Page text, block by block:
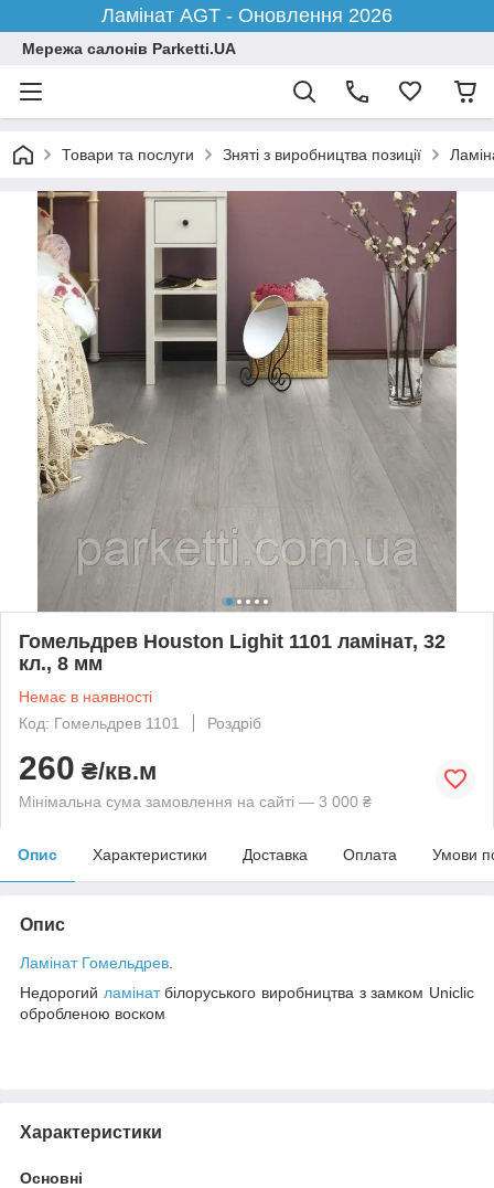
Ламінат AGT - Оновлення 2026
Мережа салонів Parketti.UA
Товари та послуги Зняті з виробництва позиції
Гомельдрев Houston Lighit 1101 ламінат, 32
кл., 8 мм
Немає в наявності
Код: Гомельдрев 1101
Роздріб
260 ₴/кв.м
Мінімальна сума замовлення на сайті — 3 000 ₴
Опис Характеристики Доставка Оплата Умови
Опис
Ламінат Гомельдрев
Недорогий ламінатбілоруського виробництва з замком Uniclic
обробленою воском
Характеристики
Основні